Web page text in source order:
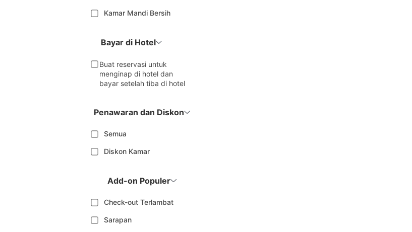
Kamar Mandi Bersih
Bayar di Hotel
Buat reservasi untuk
menginap di hotel dan
bayar setelah tiba di hotel
Penawaran dan Diskon
Semua
Diskon Kamar
Add-on Populer
Check-out Terlambat
Sarapan